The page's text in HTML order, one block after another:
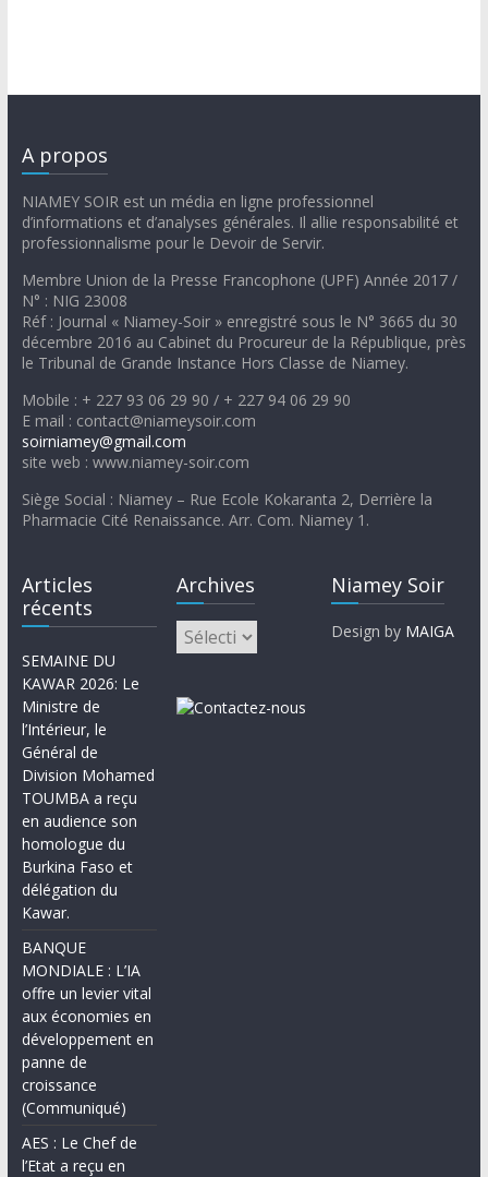
A propos
NIAMEY SOIR est un média en ligne professionnel
d’informations et d’analyses générales. Il allie responsabilité et
professionnalisme pour le Devoir de Servir.
Membre Union de la Presse Francophone (UPF) Année 2017 /
N° : NIG 23008
Réf : Journal « Niamey-Soir » enregistré sous le N° 3665 du 30
décembre 2016 au Cabinet du Procureur de la République, près
le Tribunal de Grande Instance Hors Classe de Niamey.
Mobile : + 227 93 06 29 90 / + 227 94 06 29 90
E mail : contact@niameysoir.com
soirniamey@gmail.com
site web : www.niamey-soir.com
Siège Social : Niamey – Rue Ecole Kokaranta 2, Derrière la
Pharmacie Cité Renaissance. Arr. Com. Niamey 1.
Articles
récents
SEMAINE DU
KAWAR 2026: Le
Ministre de
l’Intérieur, le
Général de
Division Mohamed
TOUMBA a reçu
en audience son
homologue du
Burkina Faso et
délégation du
Kawar.
BANQUE
MONDIALE : L’IA
offre un levier vital
aux économies en
développement en
panne de
croissance
(Communiqué)
AES : Le Chef de
l’Etat a reçu en
Archives Niamey Soir
Design by MAIGA